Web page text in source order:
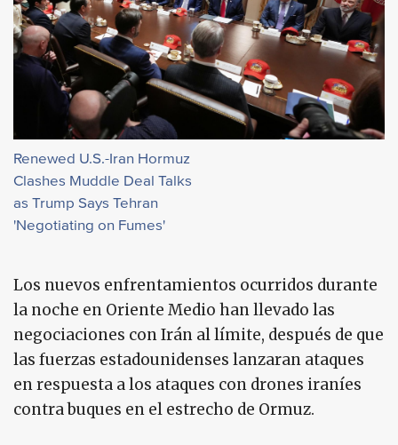
Renewed U.S.-Iran Hormuz
Clashes Muddle Deal Talks
as Trump Says Tehran
'Negotiating on Fumes'
Los nuevos enfrentamientos ocurridos durante
la noche en Oriente Medio han llevado las
negociaciones con Irán al límite, después de que
las fuerzas estadounidenses lanzaran ataques
en respuesta a los ataques con drones iraníes
contra buques en el estrecho de Ormuz.